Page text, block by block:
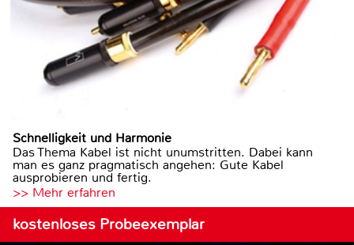
Schnelligkeit und Harmonie
Das Thema Kabel ist nicht unumstritten. Dabei kann
man es ganz pragmatisch angehen: Gute Kabel
ausprobieren und fertig.
>> Mehr erfahren
kostenloses Probeexemplar